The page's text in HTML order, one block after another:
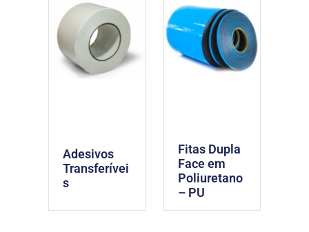
Adesivos
Transferívei
s
Fitas Dupla
Face em
Poliuretano
– PU